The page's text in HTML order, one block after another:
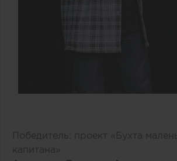
Победитель: проект «Бухта
капитана»